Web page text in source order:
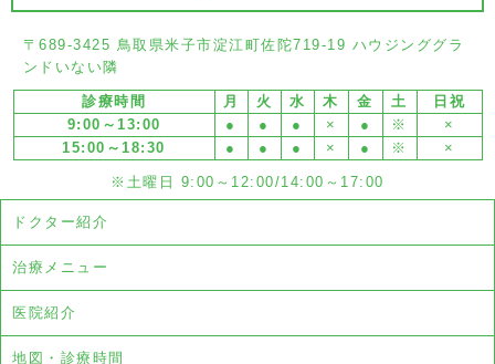
〒689-3425 鳥取県米子市淀江町佐陀719-19 ハウジンググラ
ンドいない隣
診療時間 月 火 水 木 金 土
日祝
9:00～13:00
● ● ● × ● ※
×
15:00～18:30
● ● ● × ● ※ ×
※土曜日 9:00～12:00/14:00～17:00
ドクター紹介
治療メニュー
医院紹介
地図・診療時間